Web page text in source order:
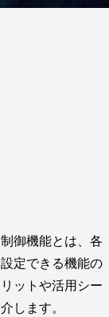
御機能とは、各
定できる機能の
ットや活用シー
します。